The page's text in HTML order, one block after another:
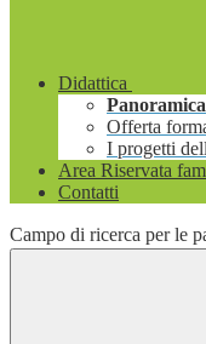
Didattica
Panoramica
Offerta
I progetti
Area Riservata
Contatti
Campo di ricerca per le